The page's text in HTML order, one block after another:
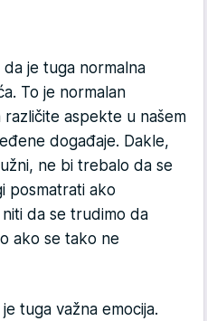
je tuga normalna
To je normalan
aspekte u našem
događaje. Dakle,
ne bi trebalo da se
posmatrati ako
da se trudimo da
ako se tako ne
tuga važna emocija.